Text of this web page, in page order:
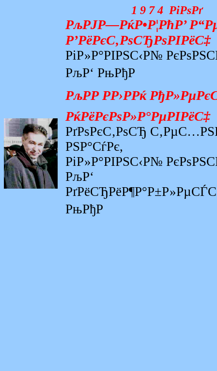
1 9 7 4 РіРѕРґ
РљРЈР—РќР•Р¦РћР’
Р’РёРєС‚РѕСЂРѕРІРёС‡
РіР»Р°РІРЅС‹Р№
РљР‘ РњРђР
РљРР РР›РРќ
РќРёРєРѕР»Р°РµРІРёС‡
РґРѕРєС‚РѕСЂ
РЅР°СѓРє,
РіР»Р°РІРЅС‹Р№
РљР‘
РњРђР